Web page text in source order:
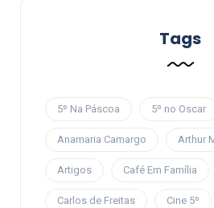
Tags
5º Na Páscoa 5º no Oscar
Anamaria Camargo Arthur
Artigos Café Em Família
Carlos de Freitas Cine 5º